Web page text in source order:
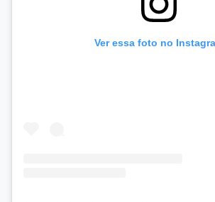
Ver essa foto no